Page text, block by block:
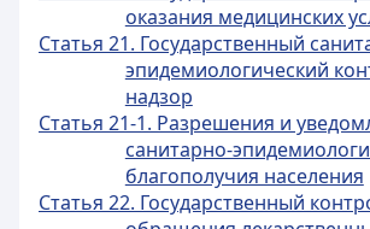
оказания медицинских
Статья 21. Государственный
эпидемиологический
надзор
Статья 21-1. Разрешения и
санитарно-
благополучия населения
Статья 22. Государственный